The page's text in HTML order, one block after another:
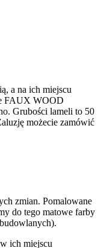
a na ich miejscu
FAUX WOOD
Grubości lameli to 50
możecie zamówić
zmian. Pomalowane
do tego matowe farby
ich miejscu